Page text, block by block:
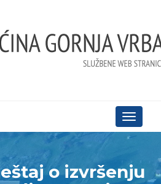
Toggle
o izvršenju